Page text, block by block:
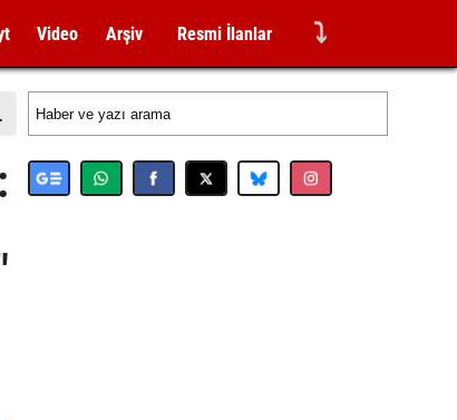
Video Arşiv Resmi İlanlar ⤵
bildirildi